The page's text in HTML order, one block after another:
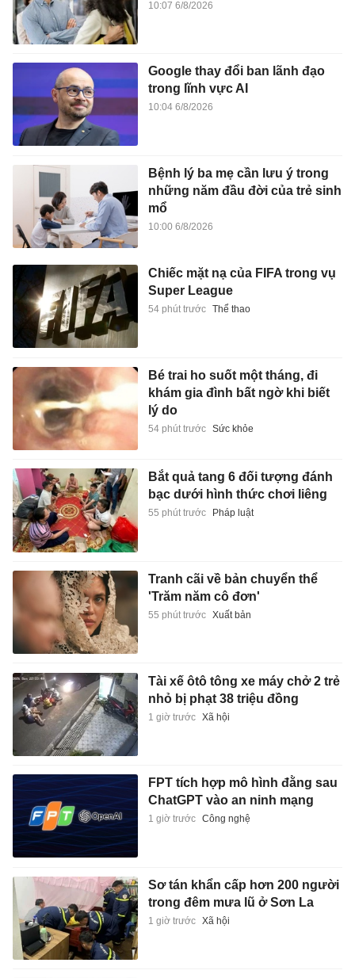
10:07 6/8/2026
Google thay đổi ban lãnh đạo
trong lĩnh vực AI
10:04 6/8/2026
Bệnh lý ba mẹ cần lưu ý trong
những năm đầu đời của trẻ sinh
mổ
10:00 6/8/2026
Chiếc mặt nạ của FIFA trong vụ
Super League
54 phút trước Thể thao
Bé trai ho suốt một tháng, đi
khám gia đình bất ngờ khi biết
lý do
54 phút trước Sức khỏe
Bắt quả tang 6 đối tượng đánh
bạc dưới hình thức chơi liêng
55 phút trước Pháp luật
Tranh cãi về bản chuyển thể
'Trăm năm cô đơn'
55 phút trước Xuất bản
Tài xế ôtô tông xe máy chở 2 trẻ
nhỏ bị phạt 38 triệu đồng
1 giờ trước Xã hội
FPT tích hợp mô hình đằng sau
ChatGPT vào an ninh mạng
1 giờ trước Công nghệ
Sơ tán khẩn cấp hơn 200 người
trong đêm mưa lũ ở Sơn La
1 giờ trước Xã hội